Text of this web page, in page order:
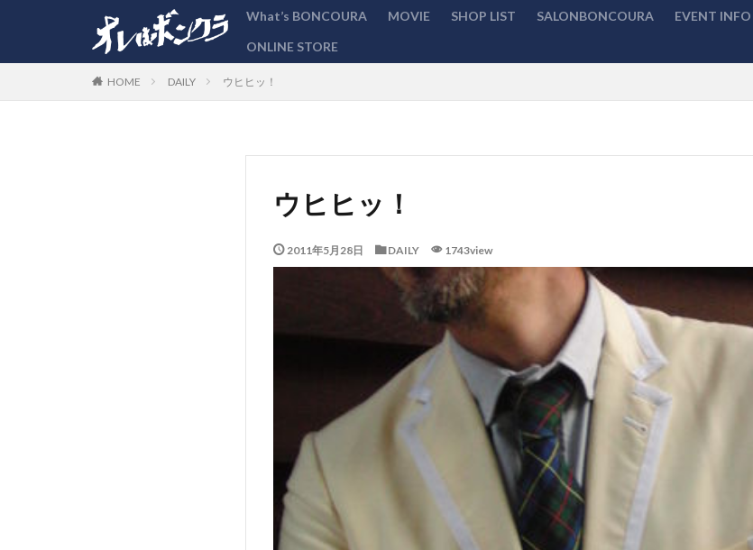
What’s BONCOURA MOVIE SHOP LIST SALONBONCOURA EVENT INFO
ONLINE STORE
HOME DAILY ウヒヒッ！
ウヒヒッ！
2011年5月28日 DAILY 1743view
カテゴリー
検索